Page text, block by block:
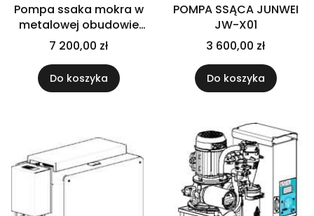
Pompa ssaka mokra w
metalowej obudowie
RAIN1C
7 200,00 zł
Do koszyka
POMPA SSĄCA JUNWEI
JW-X01
3 600,00 zł
Do koszyka